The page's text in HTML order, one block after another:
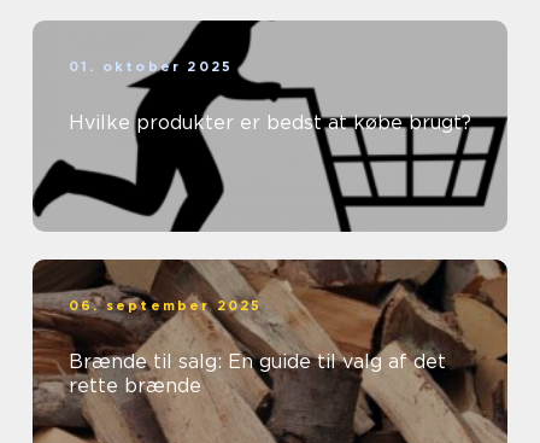
01. oktober 2025
Hvilke produkter er bedst at købe brugt?
06. september 2025
Brænde til salg: En guide til valg af det
rette brænde